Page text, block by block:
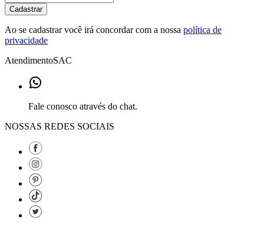
Cadastrar
Ao se cadastrar você irá concordar com a nossa política de
privacidade
AtendimentoSAC
Fale conosco através do chat.
NOSSAS REDES SOCIAIS